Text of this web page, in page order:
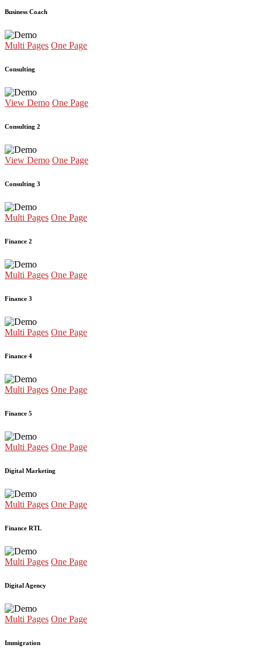
Business Coach
Multi Pages One Page
Consulting
View Demo One Page
Consulting 2
View Demo One Page
Consulting 3
Multi Pages One Page
Finance 2
Multi Pages One Page
Finance 3
Multi Pages One Page
Finance 4
Multi Pages One Page
Finance 5
Multi Pages One Page
Digital Marketing
Multi Pages One Page
Finance RTL
Multi Pages One Page
Digital Agency
Multi Pages One Page
Immigration